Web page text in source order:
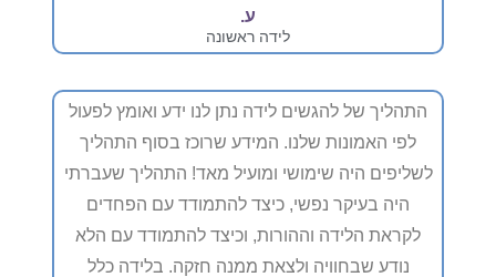
ע.
לידה ראשונה
התהליך של להגשים לידה נתן לנו ידע ואומץ לפעול
לפי האמונות שלנו. המידע שרוכז בסוף התהליך
לשליפים היה שימושי ומועיל מאד! התהליך שעברתי
היה בעיקר נפשי, כיצד להתמודד עם הפחדים
לקראת הלידה וההורות, וכיצד להתמודד עם הלא
נודע שבחוויה ולצאת ממנה חזקה. בלידה כלל